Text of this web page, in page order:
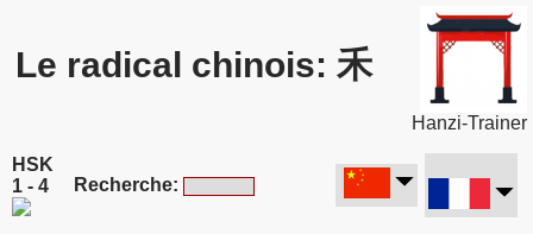
Le radical chinois: 禾
Hanzi-Trainer
HSK
1 - 4
Recherche: